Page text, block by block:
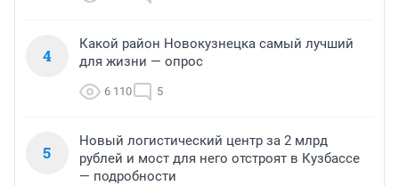
4
Какой район Новокузнецка самый лучший
для жизни — опрос
6 110 5
5
Новый логистический центр за 2 млрд
рублей и мост для него отстроят в Кузбассе
— подробности